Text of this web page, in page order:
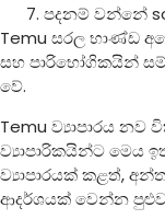
පදනම් වන්නේ
Temu සරල භාණ්ඩ
සහ පාරිභෝගිකයින්
වේ.
Temu ව්‍යාපාරය
ව්‍යාපාරිකයින්ට මෙය
ව්‍යාපාරයක් කළත්,
ආදර්ශයක් වෙන්න